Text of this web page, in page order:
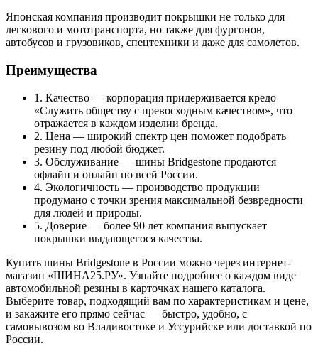
Японская компания производит покрышки не только для
легкового и мототранспорта, но также для фургонов,
автобусов и грузовиков, спецтехники и даже для самолетов.
Преимущества
1. Качество — корпорация придерживается кредо
«Служить обществу с превосходным качеством», что
отражается в каждом изделии бренда.
2. Цена — широкий спектр цен поможет подобрать
резину под любой бюджет.
3. Обслуживание — шины Bridgestone продаются
офлайн и онлайн по всей России.
4. Экологичность — производство продукции
продумано с точки зрения максимальной безвредности
для людей и природы.
5. Доверие — более 90 лет компания выпускает
покрышки выдающегося качества.
Купить шины Bridgestone в России можно через интернет-
магазин «ШИНА25.РУ». Узнайте подробнее о каждом виде
автомобильной резины в карточках нашего каталога.
Выберите товар, подходящий вам по характеристикам и цене,
и закажите его прямо сейчас — быстро, удобно, с
самовывозом во Владивостоке и Уссурийске или доставкой по
России.